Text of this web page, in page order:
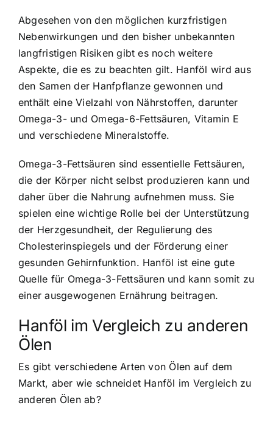
Abgesehen von den möglichen kurzfristigen
Nebenwirkungen und den bisher unbekannten
langfristigen Risiken gibt es noch weitere
Aspekte, die es zu beachten gilt. Hanföl wird aus
den Samen der Hanfpflanze gewonnen und
enthält eine Vielzahl von Nährstoffen, darunter
Omega-3- und Omega-6-Fettsäuren, Vitamin E
und verschiedene Mineralstoffe.
Omega-3-Fettsäuren sind essentielle Fettsäuren,
die der Körper nicht selbst produzieren kann und
daher über die Nahrung aufnehmen muss. Sie
spielen eine wichtige Rolle bei der Unterstützung
der Herzgesundheit, der Regulierung des
Cholesterinspiegels und der Förderung einer
gesunden Gehirnfunktion. Hanföl ist eine gute
Quelle für Omega-3-Fettsäuren und kann somit zu
einer ausgewogenen Ernährung beitragen.
Hanföl im Vergleich zu anderen
Ölen
Es gibt verschiedene Arten von Ölen auf dem
Markt, aber wie schneidet Hanföl im Vergleich zu
anderen Ölen ab?